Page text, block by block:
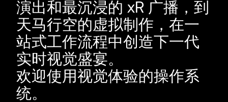
演出和最沉浸的 xR 广播，到
天马行空的虚拟制作，在一
站式工作流程中创造下一代
实时视觉盛宴。
欢迎使用视觉体验的操作系
统。